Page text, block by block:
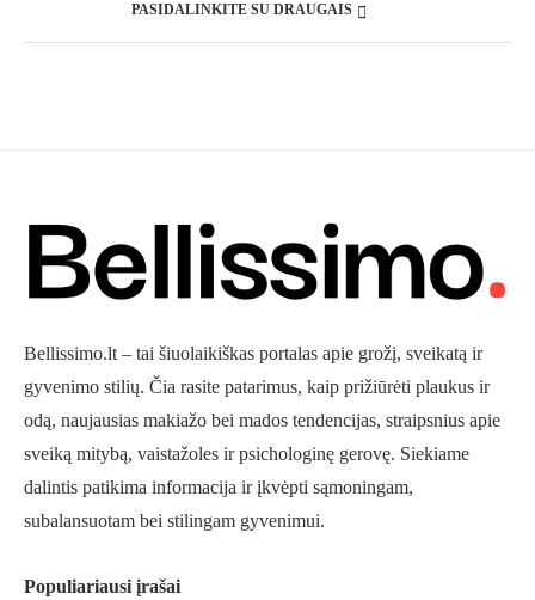
PASIDALINKITE SU DRAUGAIS
Bellissimo.lt – tai šiuolaikiškas portalas apie grožį, sveikatą ir
gyvenimo stilių. Čia rasite patarimus, kaip prižiūrėti plaukus ir
odą, naujausias makiažo bei mados tendencijas, straipsnius apie
sveiką mitybą, vaistažoles ir psichologinę gerovę. Siekiame
dalintis patikima informacija ir įkvėpti sąmoningam,
subalansuotam bei stilingam gyvenimui.
Populiariausi įrašai